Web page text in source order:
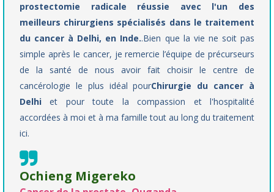
prostectomie radicale réussie avec l'un des
meilleurs chirurgiens spécialisés dans le traitement
du cancer à Delhi, en Inde..Bien que la vie ne soit pas
simple après le cancer, je remercie l’équipe de précurseurs
de la santé de nous avoir fait choisir le centre de
cancérologie le plus idéal pourChirurgie du cancer à
Delhi et pour toute la compassion et l'hospitalité
accordées à moi et à ma famille tout au long du traitement
ici.
Ochieng Migereko